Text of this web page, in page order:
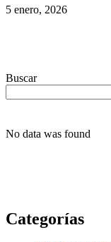
5 enero, 2026
Buscar
No data was found
Categorías